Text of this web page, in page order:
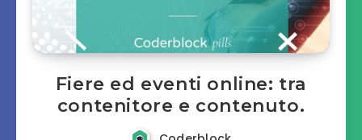
Fiere ed eventi online: tra
contenitore e contenuto.